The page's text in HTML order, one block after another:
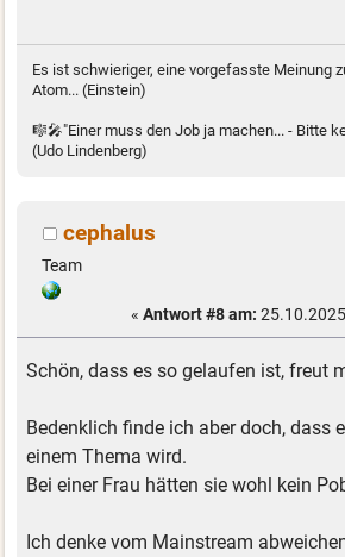
Es ist schwieriger, eine vorgefasste Meinung
Atom... (Einstein)
🎼🎤"Einer muss den Job ja machen... - Bitte
(Udo Lindenberg)
cephalus
Team
« Antwort #8 am:
Schön, dass es so gelaufen ist, freut
Bedenklich finde ich aber doch, dass
einem Thema wird.
Bei einer Frau hätten sie wohl kein
Ich denke vom Mainstream